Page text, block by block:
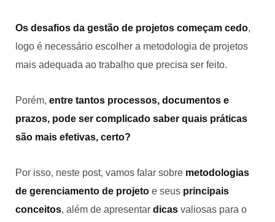
Os desafios da gestão de projetos começam cedo,
logo é necessário escolher a metodologia de projetos
mais adequada ao trabalho que precisa ser feito.
Porém, entre tantos processos, documentos e
prazos, pode ser complicado saber quais práticas
são mais efetivas, certo?
Por isso, neste post, vamos falar sobre metodologias
de gerenciamento de projeto e seus principais
conceitos, além de apresentar dicas valiosas para o